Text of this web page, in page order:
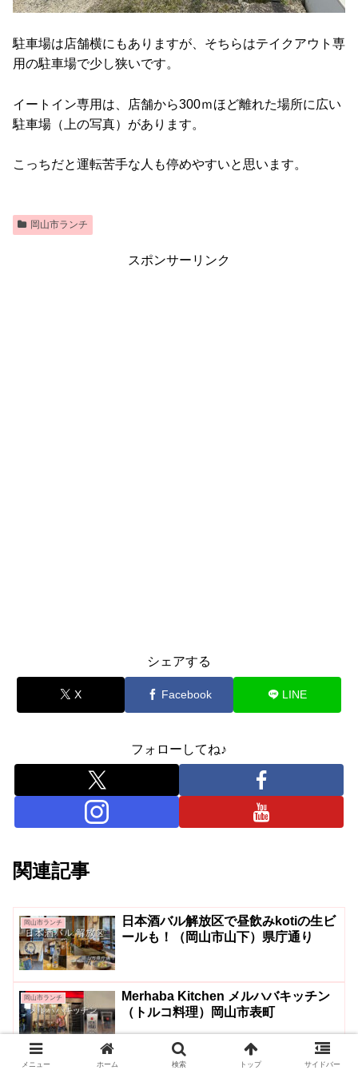
駐車場は店舗横にもありますが、そちらはテイクアウト専
用の駐車場で少し狭いです。
イートイン専用は、店舗から300ｍほど離れた場所に広い
駐車場（上の写真）があります。
こっちだと運転苦手な人も停めやすいと思います。
岡山市ランチ
スポンサーリンク
シェアする
X Facebook LINE
フォローしてね♪
関連記事
岡山市ランチ
日本酒バル解放区で昼飲みkotiの生ビ
ールも！（岡山市山下）県庁通り
岡山市ランチ
Merhaba Kitchen メルハバキッチン
（トルコ料理）岡山市表町
古民家カフェ「草々（そうそう）」で
メニュー ホーム 検索 トップ サイドバー